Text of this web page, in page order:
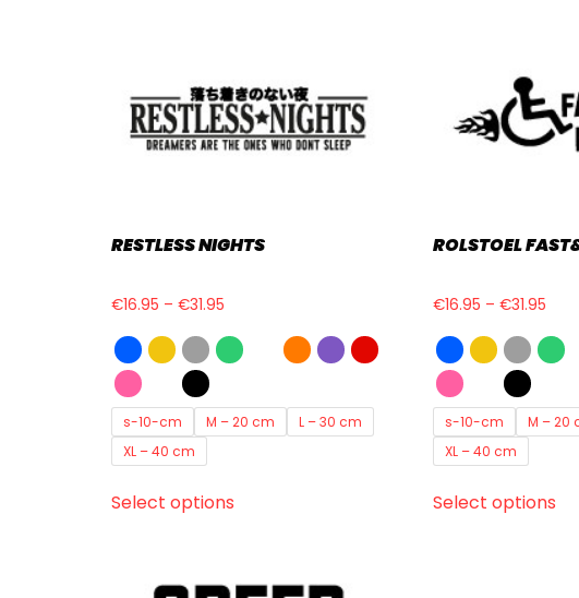
RESTLESS NIGHTS
€16.95 – €31.95
s-10-cm M – 20 cm
L – 30 cm
XL – 40 cm
Select options
ROLSTOEL
€16.95 – €31.95
s-10-cm M – 20
XL – 40 cm
Select options